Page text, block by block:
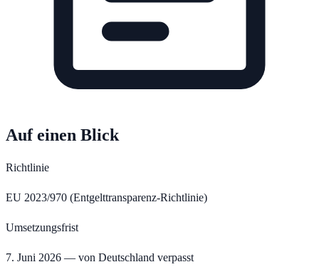
Auf einen Blick
Richtlinie
EU 2023/970 (Entgelttransparenz-Richtlinie)
Umsetzungsfrist
7. Juni 2026 — von Deutschland verpasst